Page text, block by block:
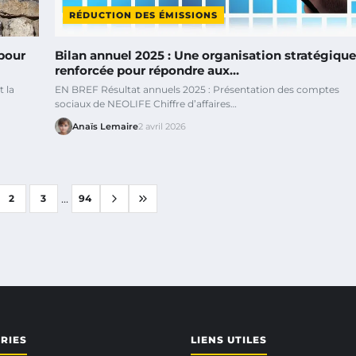
la
RÉDUCTION DES ÉMISSIONS
Bilan annuel 2025 : Une organisation stratégique
renforcée pour répondre aux…
EN BREF Résultat annuels 2025 : Présentation des comptes
sociaux de NEOLIFE Chiffre d’affaires…
Anaïs Lemaire2 avril 2026
2 3 ... 94
LIENS UTILES